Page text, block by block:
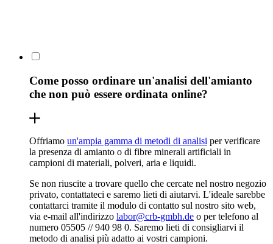
Come posso ordinare un'analisi dell'amianto
che non può essere ordinata online?
Offriamo un'ampia gamma di metodi di analisi per verificare
la presenza di amianto o di fibre minerali artificiali in
campioni di materiali, polveri, aria e liquidi.
Se non riuscite a trovare quello che cercate nel nostro negozio
privato, contattateci e saremo lieti di aiutarvi. L'ideale sarebbe
contattarci tramite il modulo di contatto sul nostro sito web,
via e-mail all'indirizzo labor@crb-gmbh.de o per telefono al
numero 05505 // 940 98 0. Saremo lieti di consigliarvi il
metodo di analisi più adatto ai vostri campioni.